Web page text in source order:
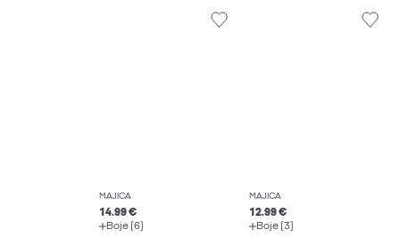
MAJICA
14.99 €
Boje (6)
MAJICA
12.99 €
Boje (3)